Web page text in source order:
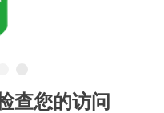
查您的访问